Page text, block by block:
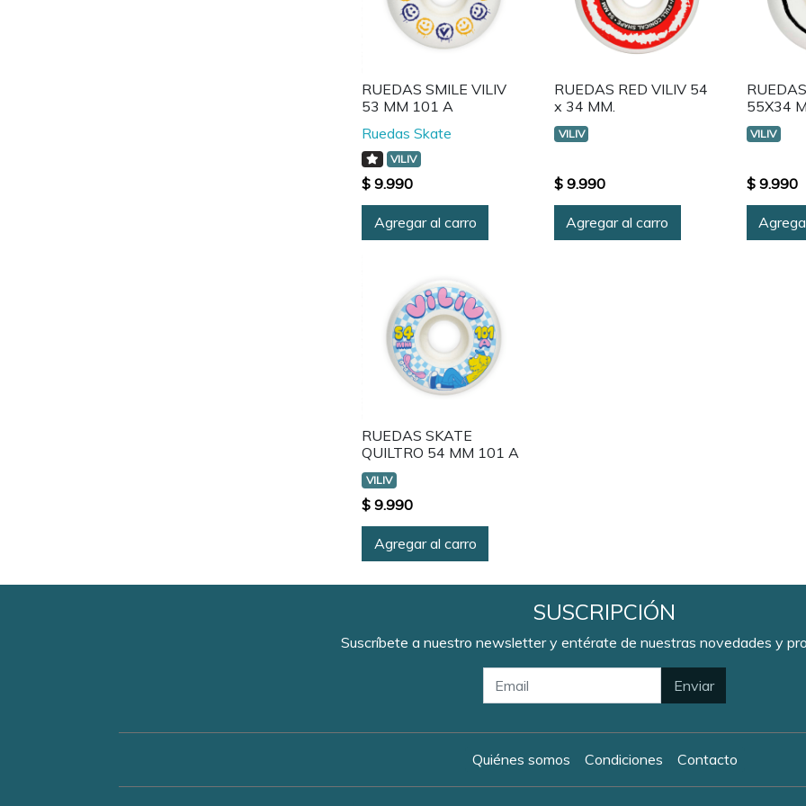
RUEDAS SMILE VILIV
53 MM 101 A
Ruedas Skate
VILIV
$ 9.990
Agregar al carro
RUEDAS RED VILIV 54
x 34 MM.
VILIV
$ 9.990
Agregar al carro
55X34
VILIV
$ 9.990
RUEDAS SKATE
QUILTRO 54 MM 101 A
VILIV
$ 9.990
Agregar al carro
SUSCRIPCIÓN
Suscríbete a nuestro newsletter y entérate de nuestras novedades y
Enviar
Quiénes somos Condiciones Contacto